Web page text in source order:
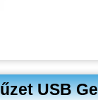
USB